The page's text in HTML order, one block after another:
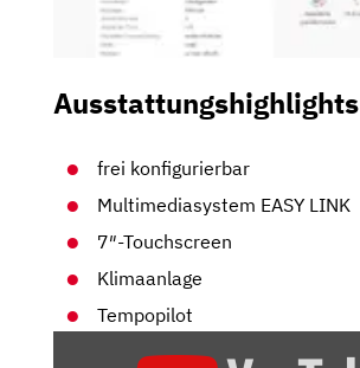
Ausstattungshighlights
frei konfigurierbar
Multimediasystem EASY LINK
7″-Touchscreen
Klimaanlage
Tempopilot